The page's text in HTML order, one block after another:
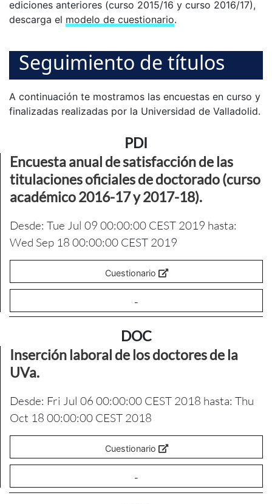
ediciones anteriores (curso 2015/16 y curso 2016/17),
descarga el modelo de cuestionario.
Seguimiento de títulos
A continuación te mostramos las encuestas en curso y
finalizadas realizadas por la Universidad de Valladolid.
PDI
Encuesta anual de satisfacción de las
titulaciones oficiales de doctorado (curso
académico 2016-17 y 2017-18).
Desde: Tue Jul 09 00:00:00 CEST 2019 hasta:
Wed Sep 18 00:00:00 CEST 2019
Cuestionario
-
DOC
Inserción laboral de los doctores de la
UVa.
Desde: Fri Jul 06 00:00:00 CEST 2018 hasta: Thu
Oct 18 00:00:00 CEST 2018
Cuestionario
-